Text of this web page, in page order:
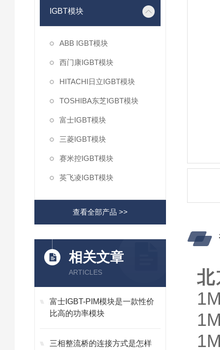
IGBT模块
ABB IGBT模块
西门康IGBT模块
HITACHI日立IGBT模块
TOSHIBA东芝IGBT模块
富士IGBT模块
三菱IGBT模块
赛米控IGBT模块
英飞凌IGBT模块
查看全部产品 >>
相关文章
ARTICLES
富士IGBT-PIM模块是一款性价
比高的功率模块
三相整流桥的连接方式是怎样